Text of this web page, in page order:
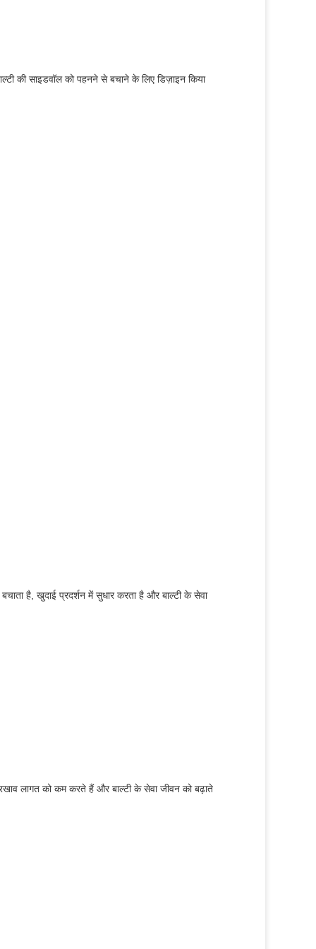
की साइडवॉल को पहनने से बचाने के लिए डिज़ाइन किया
है, खुदाई प्रदर्शन में सुधार करता है और बाल्टी के सेवा
लागत को कम करते हैं और बाल्टी के सेवा जीवन को बढ़ाते